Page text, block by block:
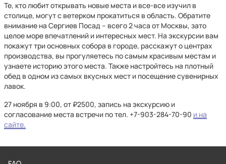
Те, кто любит открывать новые места и все-все изучил в
столице, могут с ветерком прокатиться в область. Обратите
внимание на Сергиев Посад – всего 2 часа от Москвы, зато
целое море впечатлений и интересных мест. На экскурсии вам
покажут три основных собора в городе, расскажут о центрах
производства, вы прогуляетесь по самым красивым местам и
узнаете историю этого места. Также настройтесь на плотный
обед в одном из самых вкусных мест и посещение сувенирных
лавок.
27 ноября в 9:00, от ₽2500, запись на экскурсию и
согласование места встречи по тел. +7-903-284-70-90 и на
сайте.